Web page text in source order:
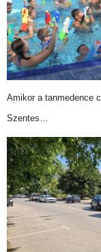
Amikor a tanmedence
Szentes…